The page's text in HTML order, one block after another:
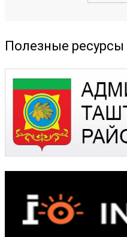
Полезные ресурсы